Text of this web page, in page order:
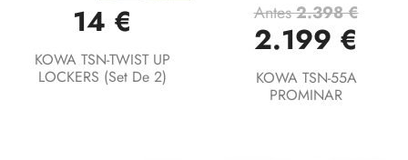
14 €
KOWA TSN-TWIST UP
LOCKERS (Set De 2)
Antes2.398 €
2.199 €
KOWA TSN-55A
PROMINAR